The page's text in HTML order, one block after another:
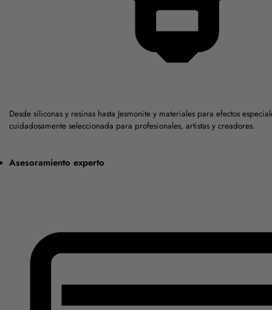
Desde siliconas y resinas hasta Jesmonite y materiales para efectos
cuidadosamente seleccionada para profesionales, artistas y creadores.
Asesoramiento experto